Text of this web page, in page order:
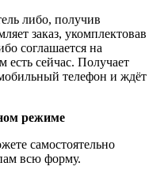
либо, получив
заказ, укомплектовав
соглашается на
есть сейчас. Получает
телефон и ждёт
режиме
самостоятельно
всю форму.